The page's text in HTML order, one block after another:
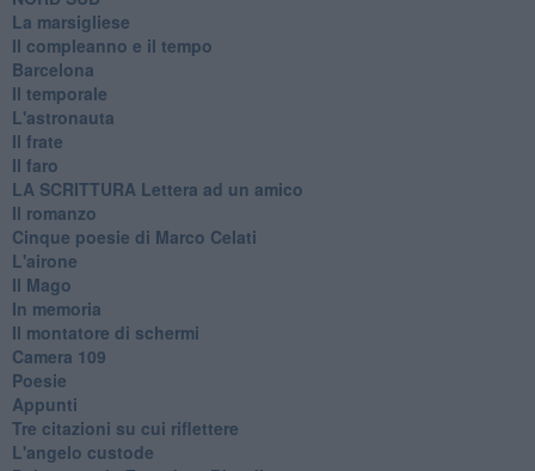
La marsigliese
Il compleanno e il tempo
Barcelona
Il temporale
L'astronauta
Il frate
Il faro
​LA SCRITTURA Lettera ad un amico
Il romanzo
Cinque poesie di Marco Celati
L'airone
Il Mago
In memoria
Il montatore di schermi
Camera 109
Poesie
Appunti
Tre citazioni su cui riflettere
L'angelo custode